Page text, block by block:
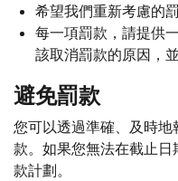
希望我們重新考慮的
每一項罰款，請提供
該取消罰款的原因，
避免罰款
您可以透過準確、及時
款。如果您無法在截止
款計劃。